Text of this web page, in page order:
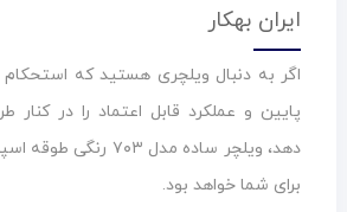
ایران بهکار
اگر به دنبال ویلچری هستید که استحکام
پایین و عملکرد قابل اعتماد را در کنار
دهد، ویلچر ساده مدل
برای شما خواهد بود.